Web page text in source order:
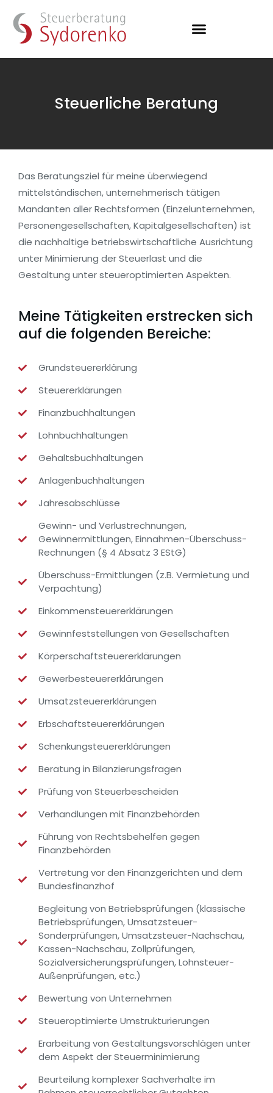
Steuerliche Beratung
Das Beratungsziel für meine überwiegend
mittelständischen, unternehmerisch tätigen
Mandanten aller Rechtsformen (Einzelunternehmen,
Personengesellschaften, Kapitalgesellschaften) ist
die nachhaltige betriebswirtschaftliche Ausrichtung
unter Minimierung der Steuerlast und die
Gestaltung unter steueroptimierten Aspekten.
Meine Tätigkeiten erstrecken sich
auf die folgenden Bereiche:
Grundsteuererklärung
Steuererklärungen
Finanzbuchhaltungen
Lohnbuchhaltungen
Gehaltsbuchhaltungen
Anlagenbuchhaltungen
Jahresabschlüsse
Gewinn- und Verlustrechnungen,
Gewinnermittlungen, Einnahmen-Überschuss-
Rechnungen (§ 4 Absatz 3 EStG)
Überschuss-Ermittlungen (z.B. Vermietung und
Verpachtung)
Einkommensteuererklärungen
Gewinnfeststellungen von Gesellschaften
Körperschaftsteuererklärungen
Gewerbesteuererklärungen
Umsatzsteuererklärungen
Erbschaftsteuererklärungen
Schenkungsteuererklärungen
Beratung in Bilanzierungsfragen
Prüfung von Steuerbescheiden
Verhandlungen mit Finanzbehörden
Führung von Rechtsbehelfen gegen
Finanzbehörden
Vertretung vor den Finanzgerichten und dem
Bundesfinanzhof
Begleitung von Betriebsprüfungen (klassische
Betriebsprüfungen, Umsatzsteuer-
Sonderprüfungen, Umsatzsteuer-Nachschau,
Kassen-Nachschau, Zollprüfungen,
Sozialversicherungsprüfungen, Lohnsteuer-
Außenprüfungen, etc.)
Bewertung von Unternehmen
Steueroptimierte Umstrukturierungen
Erarbeitung von Gestaltungsvorschlägen unter
dem Aspekt der Steuerminimierung
Beurteilung komplexer Sachverhalte im